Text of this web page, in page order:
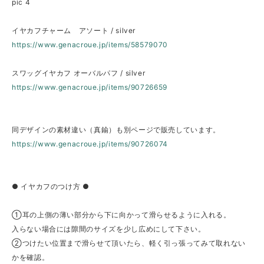
pic 4
イヤカフチャーム アソート / silver
https://www.genacroue.jp/items/58579070
スワッグイヤカフ オーバルパフ / silver
https://www.genacroue.jp/items/90726659
同デザインの素材違い（真鍮）も別ページで販売しています。
https://www.genacroue.jp/items/90726074
● イヤカフのつけ方 ●
①耳の上側の薄い部分から下に向かって滑らせるように入れる。
入らない場合には隙間のサイズを少し広めにして下さい。
②つけたい位置まで滑らせて頂いたら、軽く引っ張ってみて取れない
かを確認。